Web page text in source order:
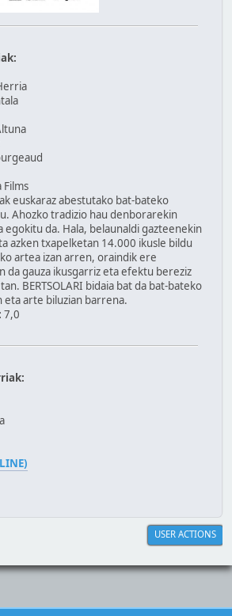
Films
euskaraz abestutako bat-bateko
Ahozko tradizio hau denborarekin
egokitu da. Hala, belaunaldi gazteenekin
azken txapelketan 14.000 ikusle bildu
artea izan arren, oraindik ere
da gauza ikusgarriz eta efektu bereziz
BERTSOLARI bidaia bat da bat-bateko
eta arte biluzian barrena.
7,0
USER ACTIONS